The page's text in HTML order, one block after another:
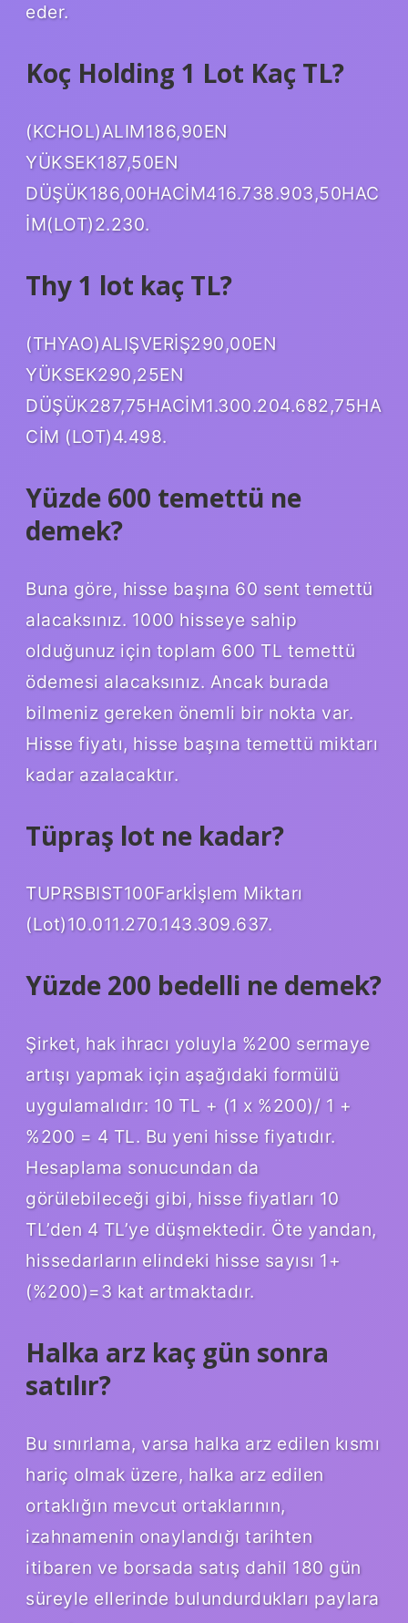
eder.
Koç Holding 1 Lot Kaç TL?
(KCHOL)ALIM186,90EN
YÜKSEK187,50EN
DÜŞÜK186,00HACİM416.738.903,50HAC
İM(LOT)2.230.
Thy 1 lot kaç TL?
(THYAO)ALIŞVERİŞ290,00EN
YÜKSEK290,25EN
DÜŞÜK287,75HACİM1.300.204.682,75HA
CİM (LOT)4.498.
Yüzde 600 temettü ne
demek?
Buna göre, hisse başına 60 sent temettü
alacaksınız. 1000 hisseye sahip
olduğunuz için toplam 600 TL temettü
ödemesi alacaksınız. Ancak burada
bilmeniz gereken önemli bir nokta var.
Hisse fiyatı, hisse başına temettü miktarı
kadar azalacaktır.
Tüpraş lot ne kadar?
TUPRSBIST100Farkİşlem Miktarı
(Lot)10.011.270.143.309.637.
Yüzde 200 bedelli ne demek?
Şirket, hak ihracı yoluyla %200 sermaye
artışı yapmak için aşağıdaki formülü
uygulamalıdır: 10 TL + (1 x %200)/ 1 +
%200 = 4 TL. Bu yeni hisse fiyatıdır.
Hesaplama sonucundan da
görülebileceği gibi, hisse fiyatları 10
TL’den 4 TL’ye düşmektedir. Öte yandan,
hissedarların elindeki hisse sayısı 1+
(%200)=3 kat artmaktadır.
Halka arz kaç gün sonra
satılır?
Bu sınırlama, varsa halka arz edilen kısmı
hariç olmak üzere, halka arz edilen
ortaklığın mevcut ortaklarının,
izahnamenin onaylandığı tarihten
itibaren ve borsada satış dahil 180 gün
süreyle ellerinde bulundurdukları paylara